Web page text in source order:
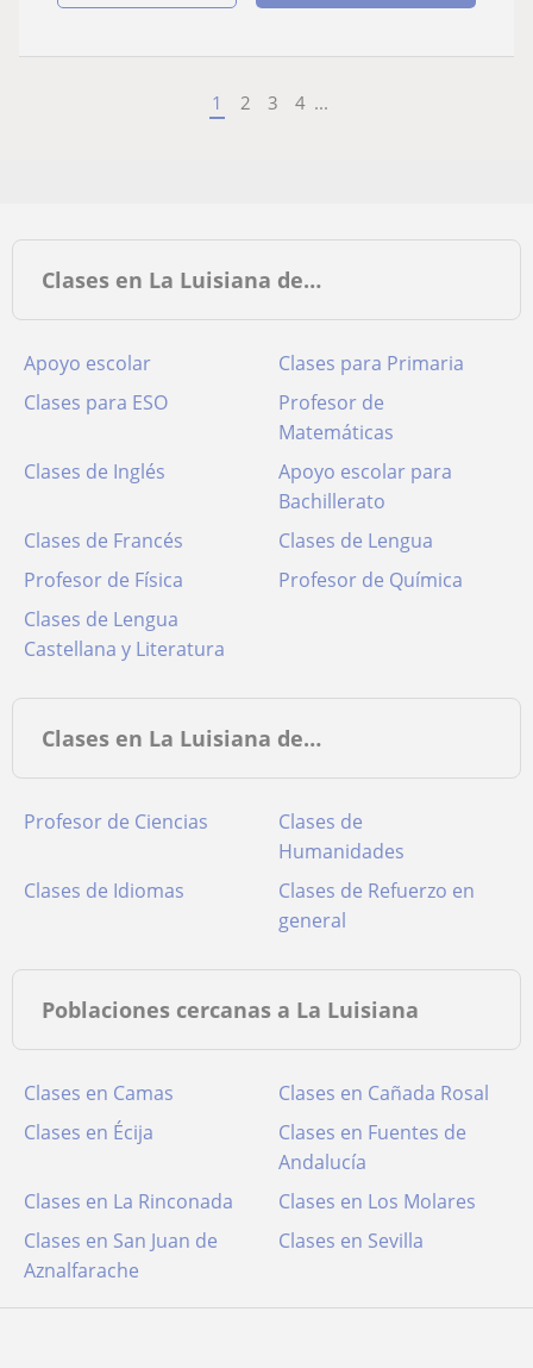
1 2 3 4 ...
Clases en La Luisiana de…
Apoyo escolar
Clases para Primaria
Clases para ESO
Profesor de
Matemáticas
Clases de Inglés
Apoyo escolar para
Bachillerato
Clases de Francés
Clases de Lengua
Profesor de Física
Profesor de Química
Clases de Lengua
Castellana y Literatura
Clases en La Luisiana de…
Profesor de Ciencias
Clases de
Humanidades
Clases de Idiomas
Clases de Refuerzo en
general
Poblaciones cercanas a La Luisiana
Clases en Camas
Clases en Cañada Rosal
Clases en Écija
Clases en Fuentes de
Andalucía
Clases en La Rinconada
Clases en Los Molares
Clases en San Juan de
Aznalfarache
Clases en Sevilla